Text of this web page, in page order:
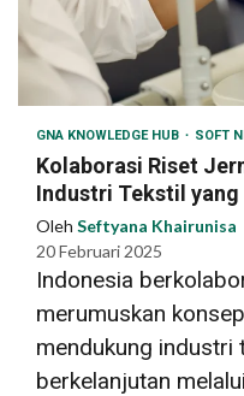
GNA KNOWLEDGE HUB SOFT
Kolaborasi Riset
Industri Tekstil
Oleh Seftyana Khairunisa
20 Februari 2025
Indonesia
merumuskan
mendukung industri
berkelanjutan